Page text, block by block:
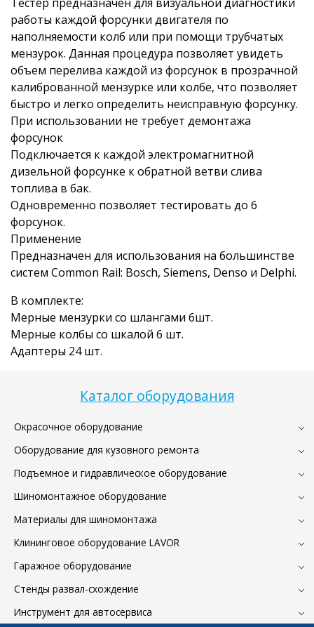
Каталог оборудования
Окрасочное оборудование
Оборудование для кузовного ремонта
Подъемное и гидравлическое оборудование
Шиномонтажное оборудование
Материалы для шиномонтажа
Клининговое оборудование LAVOR
Гаражное оборудование
Стенды развал-схождение
Инструмент для автосервиса
работы каждой форсунки двигателя по
наполняемости колб или при помощи трубчатых
мензурок. Данная процедура позволяет увидеть
объем перелива каждой из форсунок в прозрачной
калиброванной мензурке или колбе, что позволяет
быстро и легко определить неисправную форсунку.
При использовании не требует демонтажа
форсунок
Подключается к каждой электромагнитной
дизельной форсунке к обратной ветви слива
топлива в бак.
Одновременно позволяет тестировать до 6
форсунок.
Применение
Предназначен для использования на большинстве
систем Common Rail: Bosch, Siemens, Denso и Delphi.
В комплекте:
Мерные мензурки со шлангами 6шт.
Мерные колбы со шкалой 6 шт.
Адаптеры 24 шт.